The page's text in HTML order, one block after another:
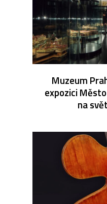
Muzeum
expozici
na